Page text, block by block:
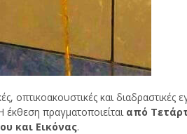
οπτικοακουστικές και
έκθεση πραγματοποιείται από
και Εικόνας.